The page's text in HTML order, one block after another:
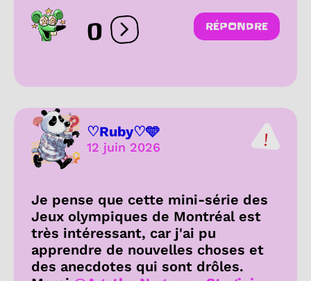
0 Ouvrir les réactions
RÉPONDRE
♡Ruby♡🩵
12 juin 2026
Je pense que cette mini-série des
Jeux olympiques de Montréal est
très intéressant, car j'ai pu
apprendre de nouvelles choses et
des anecdotes qui sont drôles.